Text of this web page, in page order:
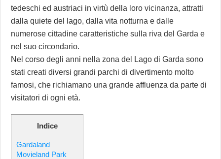
tedeschi ed austriaci in virtù della loro vicinanza, attratti
dalla quiete del lago, dalla vita notturna e dalle
numerose cittadine caratteristiche sulla riva del Garda e
nel suo circondario.
Nel corso degli anni nella zona del Lago di Garda sono
stati creati diversi grandi parchi di divertimento molto
famosi, che richiamano una grande affluenza da parte di
visitatori di ogni età.
Indice
Gardaland
Movieland Park